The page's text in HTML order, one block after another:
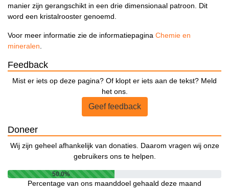
manier zijn gerangschikt in een drie dimensionaal patroon. Dit
word een kristalrooster genoemd.
Voor meer informatie zie de informatiepagina Chemie en
mineralen.
Feedback
Mist er iets op deze pagina? Of klopt er iets aan de tekst? Meld
het ons.
Geef feedback
Doneer
Wij zijn geheel afhankelijk van donaties. Daarom vragen wij onze
gebruikers ons te helpen.
50.0%
Percentage van ons maanddoel gehaald deze maand